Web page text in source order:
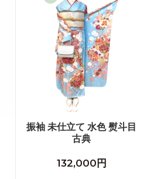
振袖 未仕立て 水色 熨斗目
古典
132,000円